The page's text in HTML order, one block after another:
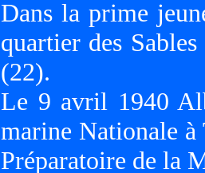
Dans la prime
quartier des
(22).
Le 9 avril 1940
marine Nationale
Préparatoire de la